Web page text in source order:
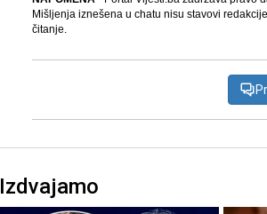
Mišljenja iznešena u chatu nisu stavovi
čitanje.
Izdvajamo